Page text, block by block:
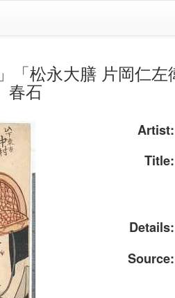
「松永大膳 片岡仁
春石
Artist:
Title:
Details:
Source: